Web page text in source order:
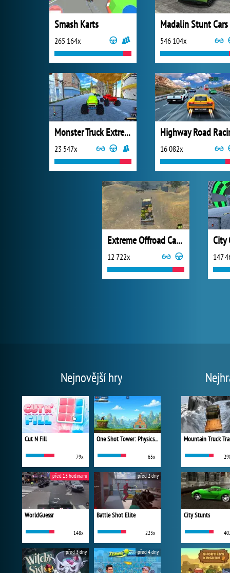
Smash Karts
265 164x
Madalin Stunt
546 104x
Monster Truck Extreme Racing
23 547x
Highway Road
16 082x
Extreme Offroad Cars 3: Cargo
12 722x
City
147
Nejnovější hry
Cut N Fill
79x
One Shot Tower: Physics Destroyer
65x
WorldGuessr
148x
před 13 hodinami
Battle Shot Elite
223x
před 2 dny
před 3 dny před 4 dny
Mountain Truck
City Stunts